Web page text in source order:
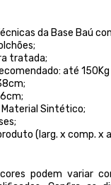
da Base Baú
tratada;
até 150Kg
Sintético;
(larg. x comp.
podem variar